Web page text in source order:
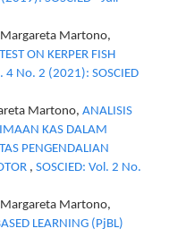
Margareta Martono,
ON KERPER FISH
4 No. 2 (2021): SOSCIED
Martono, ANALISIS
KAS DALAM
PENGENDALIAN
, SOSCIED: Vol. 2 No.
Margareta Martono,
LEARNING (PjBL)